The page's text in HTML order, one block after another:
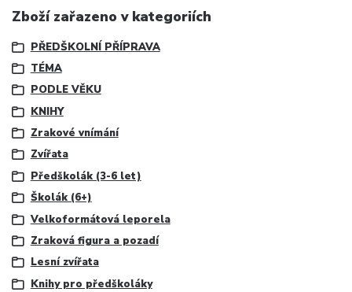
Zboží zařazeno v kategoriích
PŘEDŠKOLNÍ PŘÍPRAVA
TÉMA
PODLE VĚKU
KNIHY
Zrakové vnímání
Zvířata
Předškolák (3-6 let)
Školák (6+)
Velkoformátová leporela
Zraková figura a pozadí
Lesní zvířata
Knihy pro předškoláky